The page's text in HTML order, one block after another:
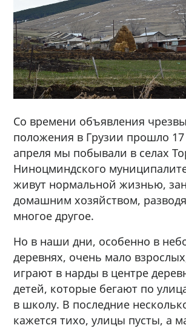
Со времени объявления
положения в Грузии прошло
апреля мы побывали в селах
Ниноцминдского
живут нормальной жизнью,
домашним хозяйством,
многое другое.
Но в наши дни, особенно в
деревнях, очень мало
играют в нарды в центре
детей, которые бегают по
в школу. В последние
кажется тихо, улицы пусты, а